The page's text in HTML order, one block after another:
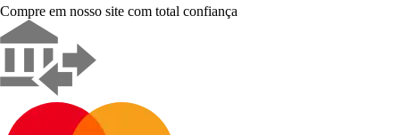
Compre em nosso site com total confiança